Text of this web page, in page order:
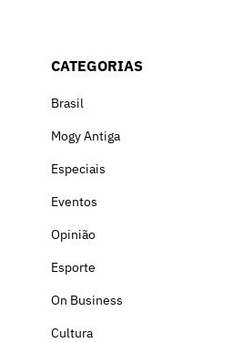
CATEGORIAS
Brasil
Mogy Antiga
Especiais
Eventos
Opinião
Esporte
On Business
Cultura